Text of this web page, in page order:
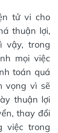
tử vi cho
thuận lợi,
vậy, trong
mọi việc
toán quá
vọng vì sẽ
thuận lợi
thay đổi
việc trong